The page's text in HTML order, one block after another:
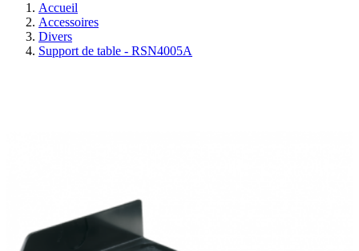
Accueil
Accessoires
Divers
Support de table - RSN4005A